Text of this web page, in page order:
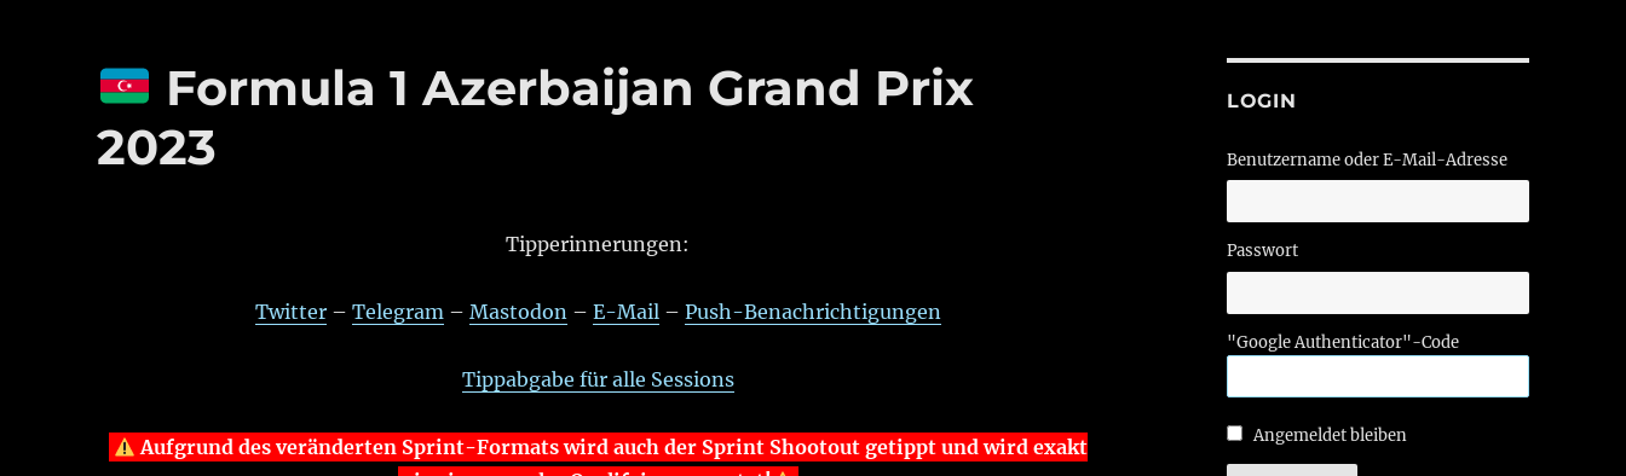
Formula 1 Azerbaijan Grand Prix
2023
Tipperinnerungen:
Twitter– Telegram– Mastodon– E-Mail– Push-Benachrichtigungen
Tippabgabe für alle Sessions
Aufgrund des veränderten Sprint-Formats wird auch der Sprint Shootout getippt und wird exakt
LOGIN
Benutzername oder E-Mail-Adresse
Passwort
"Google Authenticator"-Code
Angemeldet bleiben